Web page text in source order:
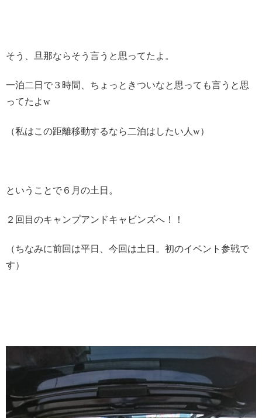
そう、旦那ならそう言うと思ってたよ。
一泊二日で３時間、ちょっときついなと思っても言うと思
ってたよw
（私はこの距離移動するなら二泊はしたい人w）
ということで６月の土日。
２回目のキャンプアンドキャビンズへ！！
（ちなみに前回は平日、今回は土日。初のイベント参戦で
す）